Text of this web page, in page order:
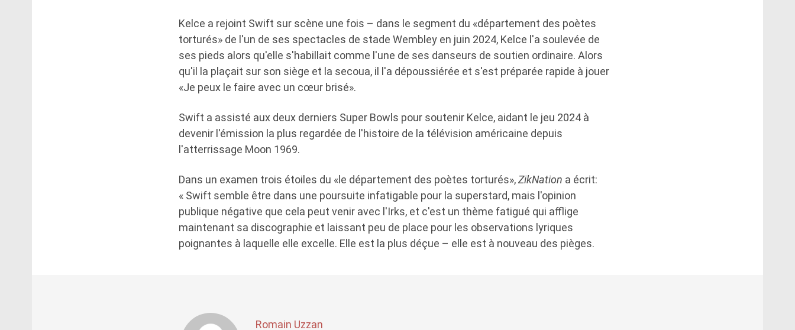
Kelce a rejoint Swift sur scène une fois – dans le segment du «département des poètes
torturés» de l'un de ses spectacles de stade Wembley en juin 2024, Kelce l'a soulevée de
ses pieds alors qu'elle s'habillait comme l'une de ses danseurs de soutien ordinaire. Alors
qu'il la plaçait sur son siège et la secoua, il l'a dépoussiérée et s'est préparée rapide à jouer
«Je peux le faire avec un cœur brisé».
Swift a assisté aux deux derniers Super Bowls pour soutenir Kelce, aidant le jeu 2024 à
devenir l'émission la plus regardée de l'histoire de la télévision américaine depuis
l'atterrissage Moon 1969.
Dans un examen trois étoiles du «le département des poètes torturés»,ZikNation a écrit:
« Swift semble être dans une poursuite infatigable pour la superstard, mais l'opinion
publique négative que cela peut venir avec l'Irks, et c'est un thème fatigué qui afflige
maintenant sa discographie et laissant peu de place pour les observations lyriques
poignantes à laquelle elle excelle. Elle est la plus déçue – elle est à nouveau des pièges.
Romain Uzzan